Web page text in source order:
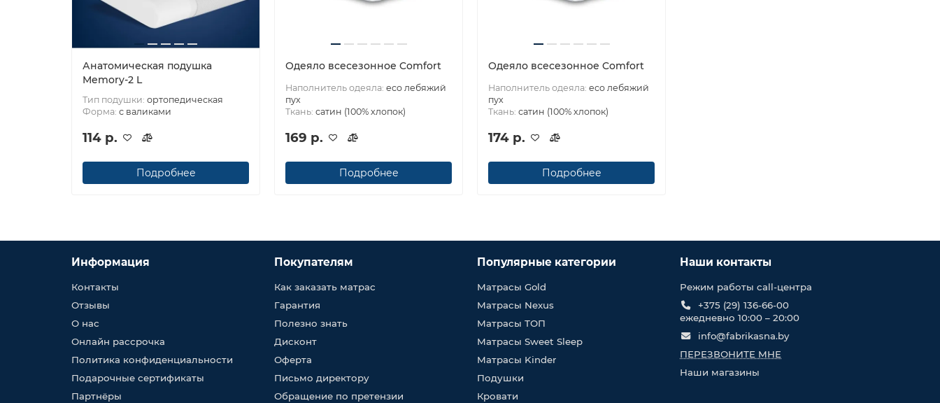
Анатомическая подушка
Memory-2 L
Тип подушки: ортопедическая
Форма: с валиками
114 р.
Подробнее
Одеяло всесезонное Comfort
Наполнитель одеяла: eco лебяжий
пух
Ткань: сатин (100% хлопок)
169 р.
Подробнее
Одеяло всесезонное Comfort
Наполнитель одеяла: eco лебяжий
пух
Ткань: сатин (100% хлопок)
174 р.
Подробнее
Информация
Контакты
Отзывы
О нас
Онлайн рассрочка
Политика конфиденциальности
Подарочные сертификаты
Партнёры
Покупателям
Как заказать матрас
Гарантия
Полезно знать
Дисконт
Оферта
Письмо директору
Обращение по претензии
Популярные категории
Матрасы Gold
Матрасы Nexus
Матрасы ТОП
Матрасы Sweet Sleep
Матрасы Kinder
Подушки
Кровати
Наши контакты
Режим работы call-центра
+375 (29) 136-66-00
ежедневно 10:00 – 20:00
info@fabrikasna.by
ПЕРЕЗВОНИТЕ МНЕ
Наши магазины